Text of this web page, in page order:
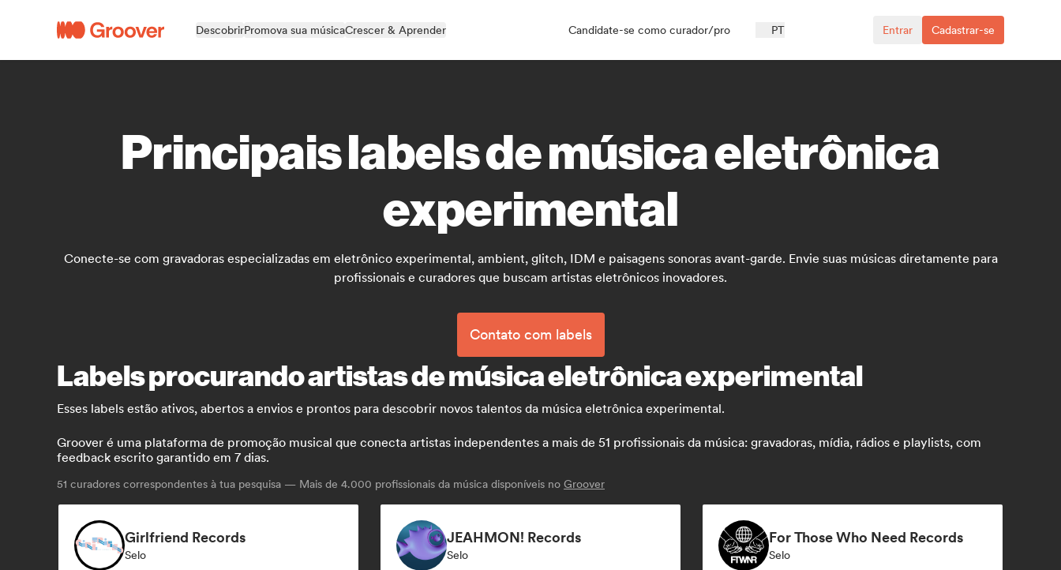
DescobrirPromova sua músicaCrescer & Aprender Candidate-se como curador/pro PT Entrar Cadastrar-se
Principais labels de música eletrônica
experimental
Conecte-se com gravadoras especializadas em eletrônico experimental, ambient, glitch, IDM e paisagens sonoras avant-garde. Envie suas músicas diretamente para
profissionais e curadores que buscam artistas eletrônicos inovadores.
Contato com labels
Labels procurando artistas de música eletrônica experimental
Esses labels estão ativos, abertos a envios e prontos para descobrir novos talentos da música eletrônica experimental.
Groover é uma plataforma de promoção musical que conecta artistas independentes a mais de 51 profissionais da música: gravadoras, mídia, rádios e playlists, com
feedback escrito garantido em 7 dias.
51 curadores correspondentes à tua pesquisa — Mais de 4.000 profissionais da música disponíveis no Groover
Girlfriend Records
Selo
JEAHMON! Records
Selo
For Those Who Need Records
Selo